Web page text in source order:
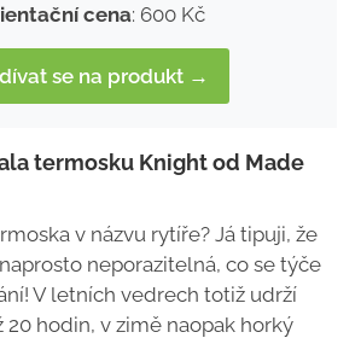
cena: 600 Kč
se na produkt →
termosku Knight od Made
v názvu rytíře? Já tipuji, že
neporazitelná, co se týče
V letních vedrech totiž udrží
20 hodin, v zimě naopak horký